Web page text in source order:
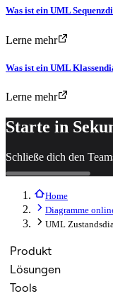
Was ist ein UML
Lerne mehr
Was ist ein UML
Lerne mehr
Starte in
Schließe dich den
Home
Diagramme
UML
Produkt
Lösungen
Tools